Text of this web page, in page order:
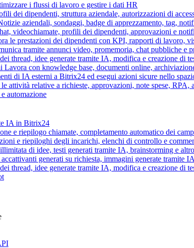
i flussi di lavoro e gestire i dati HR
dei dipendenti, struttura aziendale, autorizzazioni di
aziendali, sondaggi, badge di apprezzamento, tag,
videochiamate, profili dei dipendenti, approvazioni e
le prestazioni dei dipendenti con KPI, rapporti di lavoro,
tramite annunci video, promemoria, chat pubbliche e
thread, idee generate tramite IA, modifica e creazione di
Lavora con knowledge base, documenti online,
di IA esterni a Bitrix24 ed esegui azioni sicure nello
attività relative a richieste, approvazioni, note spese,
automazione
IA in Bitrix24
e riepilogo chiamate, completamento automatico dei
e riepiloghi degli incarichi, elenchi di controllo e
di idee, testi generati tramite IA, brainstorming e altro
accattivanti generati su richiesta, immagini generate tramite
thread, idee generate tramite IA, modifica e creazione di